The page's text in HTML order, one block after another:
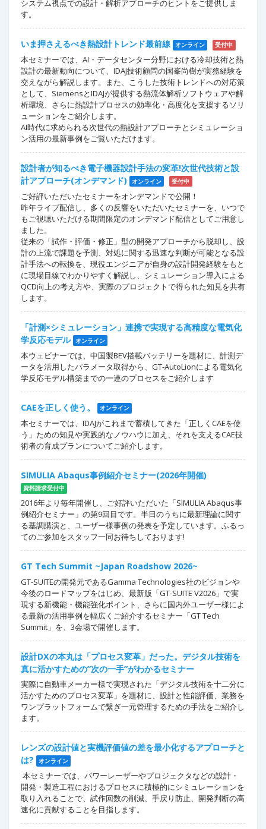
システム視点での設計・解析アプローチのヒントをご提供しま
す。
いま押さえるべき熱設計トレンド最前線 オンライン 受付中
本セミナーでは、AI・データセンター分野における冷却技術と熱
設計の最新動向について、IDAJ技術顧問の国峯尚樹が実務経験を
交えながら解説します。また、こうした技術トレンドへの対応策
として、SiemensとIDAJが提供する熱流体解析ソフトウェアや解
析環境、さらに熱設計プロセスの効率化・高度化を支援するソリ
ューションをご紹介します。
AI時代に求められる次世代の熱設計アプローチとシミュレーショ
ン活用の最新事例をご覧いただけます。
設計者が知るべき電子機器設計手法の変革!次世代技術と設
計アプローチ(オンデマンド) オンライン 受付中
ご好評いただいたセミナーをオンデマンドで公開！
昨年ライブ配信し、多くの反響をいただいたセミナーを、いつで
もご視聴いただける期間限定のオンデマンド配信としてご用意し
ました。
従来の「試作・評価・修正」型の開発アプローチから脱却し、設
計の上流で課題を予測、対処に関する迅速な判断が可能となる設
計手法への転換を、現役エンジニアが自身の設計開発経験をもと
に現場目線でわかりやすく解説し、シミュレーション導入による
QCD向上の考え方や、実際のプロジェクトで得られた知見を共有
します。
「計測×シミュレーション」連携で実現する高精度な電気化
学反応モデル
オンライン
本ウェビナーでは、中国製BEV搭載バッテリーを題材に、計測デ
ータを活用したパラメータ取得から、GT-AutoLionによる電気化
学反応モデル構築までの一連のプロセスをご紹介します
CAEを正しく使う。 オンライン
本セミナーでは、IDAJがこれまで蓄積してきた「正しくCAEを使
う」ための知見や実践的なノウハウに加え、それを支えるCAE技
術者の育成プランについてご紹介します。
SIMULIA Abaqus事例紹介セミナー(2026年開催)
資料請求受付中
2016年より毎年開催し、ご好評いただいた「SIMULIA Abaqus事
例紹介セミナー」の第9回目です。半日のうちに最新理論に関す
る基調講演と、ユーザー様事例の発表を予定しています。ふるっ
てのご参加をスタッフ一同お待ちしております!
GT Tech Summit ~Japan Roadshow 2026~
GT-SUITEの開発元であるGamma Technologies社のビジョンや
今後のロードマップをはじめ、最新版「GT-SUITE V2026」で実
現する新機能・機能強化ポイント、さらに国内外ユーザー様によ
る最新の活用事例を幅広くご紹介するセミナー「GT Tech
Summit」を、3会場で開催します。
設計DXの本丸は「プロセス変革」だった。デジタル技術を
真に活かすための”次の一手”がわかるセミナー
実際に自動車メーカー様で実現された「デジタル技術を十二分に
活かすためのプロセス変革」を題材に、設計と性能評価、業務を
ワンプラットフォームで繋ぎ一元管理するための手法をご紹介し
ます。
レンズの設計値と実機評価値の差を最小化するアプローチと
は?
オンライン
本セミナーでは、パワーレーザーやプロジェクタなどの設計・
開発・製造工程におけるプロセスに積極的にシミュレーションを
取り入れることで、試作回数の削減、手戻り防止、開発判断の高
速化に貢献することを目指します。